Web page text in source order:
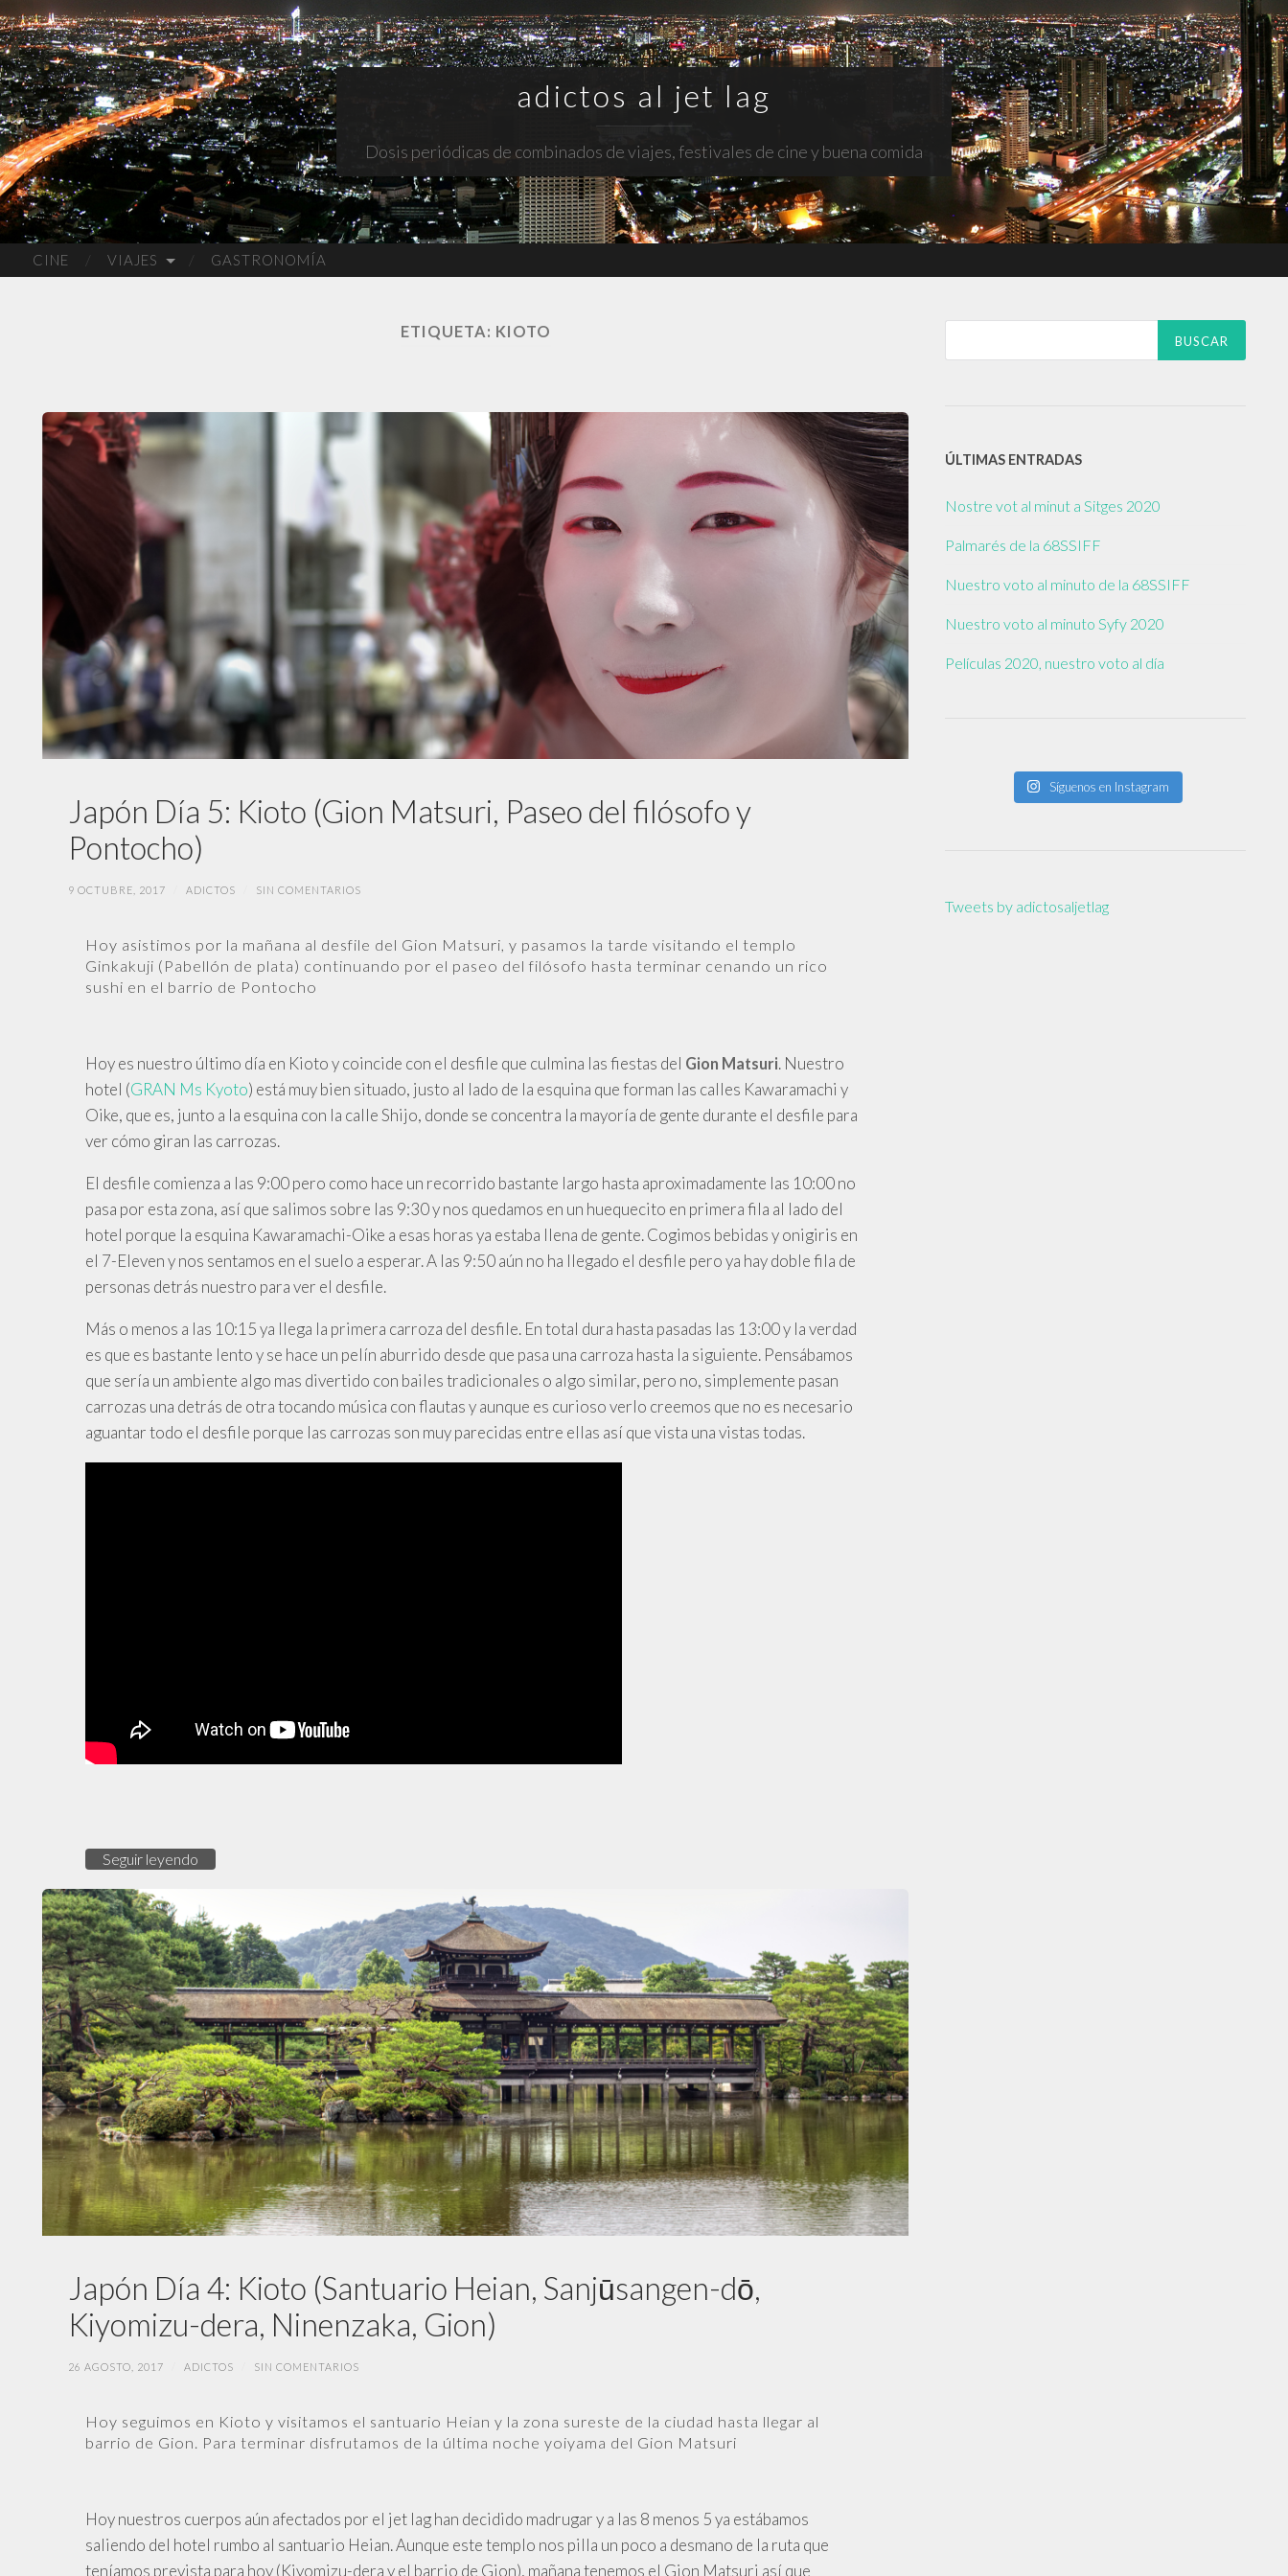
adictos al jet lag
Dosis periódicas de combinados de viajes, festivales de cine y buena comida
CINE VIAJES GASTRONOMÍA
ETIQUETA: KIOTO
Japón Día 5: Kioto (Gion Matsuri, Paseo del filósofo y
Pontocho)
9 OCTUBRE, 2017 ADICTOS SIN COMENTARIOS
Hoy asistimos por la mañana al desfile del Gion Matsuri, y pasamos la tarde visitando el templo
Ginkakuji (Pabellón de plata) continuando por el paseo del filósofo hasta terminar cenando un rico
sushi en el barrio de Pontocho
Hoy es nuestro último día en Kioto y coincide con el desfile que culmina las fiestas del Gion Matsuri. Nuestro
hotel (GRAN Ms Kyoto) está muy bien situado, justo al lado de la esquina que forman las calles Kawaramachi y
Oike, que es, junto a la esquina con la calle Shijo, donde se concentra la mayoría de gente durante el desfile para
ver cómo giran las carrozas.
El desfile comienza a las 9:00 pero como hace un recorrido bastante largo hasta aproximadamente las 10:00 no
pasa por esta zona, así que salimos sobre las 9:30 y nos quedamos en un huequecito en primera fila al lado del
hotel porque la esquina Kawaramachi-Oike a esas horas ya estaba llena de gente. Cogimos bebidas y onigiris en
el 7-Eleven y nos sentamos en el suelo a esperar. A las 9:50 aún no ha llegado el desfile pero ya hay doble fila de
personas detrás nuestro para ver el desfile.
Más o menos a las 10:15 ya llega la primera carroza del desfile. En total dura hasta pasadas las 13:00 y la verdad
es que es bastante lento y se hace un pelín aburrido desde que pasa una carroza hasta la siguiente. Pensábamos
que sería un ambiente algo mas divertido con bailes tradicionales o algo similar, pero no, simplemente pasan
carrozas una detrás de otra tocando música con flautas y aunque es curioso verlo creemos que no es necesario
aguantar todo el desfile porque las carrozas son muy parecidas entre ellas así que vista una vistas todas.
Seguir leyendo
Japón Día 4: Kioto (Santuario Heian, Sanjūsangen-dō,
Kiyomizu-dera, Ninenzaka, Gion)
26 AGOSTO, 2017 ADICTOS SIN COMENTARIOS
Hoy seguimos en Kioto y visitamos el santuario Heian y la zona sureste de la ciudad hasta llegar al
barrio de Gion. Para terminar disfrutamos de la última noche yoiyama del Gion Matsuri
Hoy nuestros cuerpos aún afectados por el jet lag han decidido madrugar y a las 8 menos 5 ya estábamos
saliendo del hotel rumbo al santuario Heian. Aunque este templo nos pilla un poco a desmano de la ruta que
teníamos prevista para hoy (Kiyomizu-dera y el barrio de Gion), mañana tenemos el Gion Matsuri así que
ÚLTIMAS ENTRADAS
Nostre vot al minut a Sitges 2020
Palmarés de la 68SSIFF
Nuestro voto al minuto de la 68SSIFF
Nuestro voto al minuto Syfy 2020
Películas 2020, nuestro voto al día
Síguenos en Instagram
Tweets by adictosaljetlag